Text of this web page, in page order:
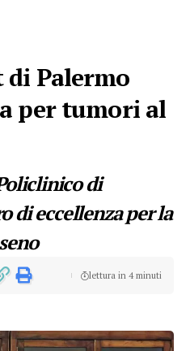
di Palermo
per tumori al
di
di eccellenza per la
lettura in 4 minuti